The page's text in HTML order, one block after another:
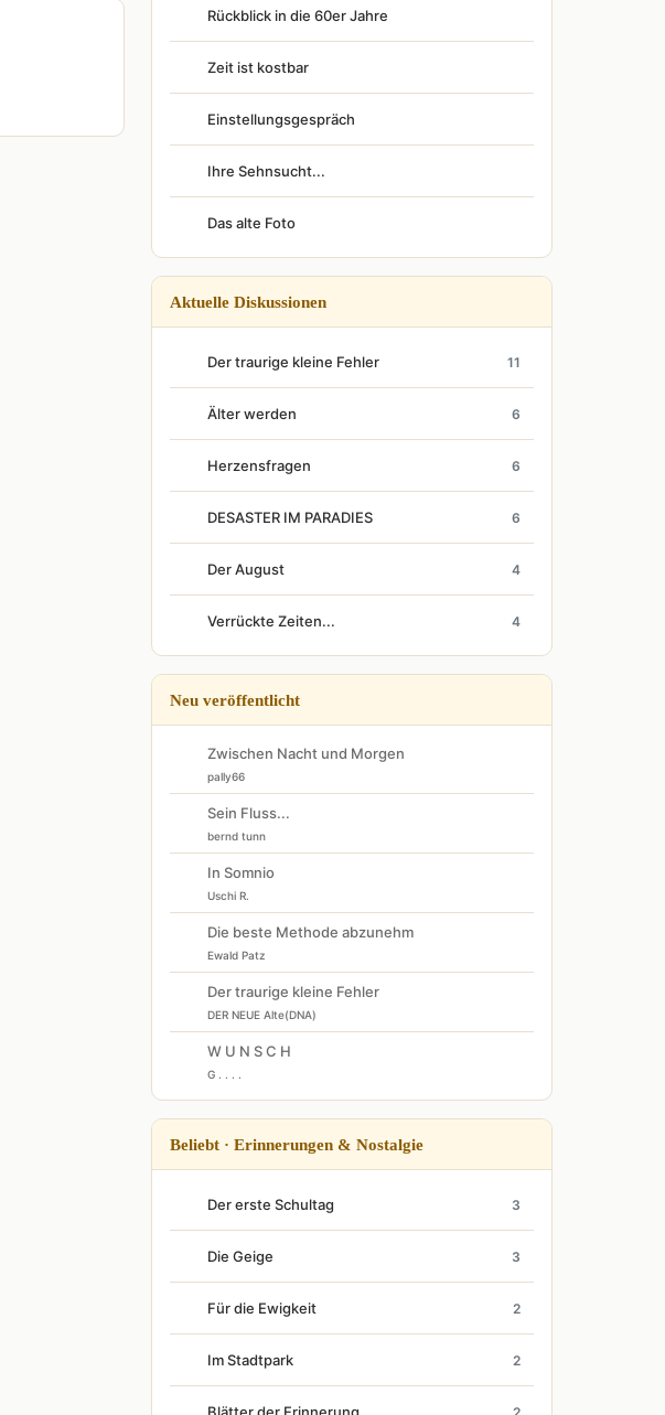
Rückblick in die 60er Jahre
Zeit ist kostbar
Einstellungsgespräch
Ihre Sehnsucht...
Das alte Foto
Aktuelle Diskussionen
Der traurige kleine Fehler 11
Älter werden 6
Herzensfragen 6
DESASTER IM PARADIES 6
Der August 4
Verrückte Zeiten... 4
Neu veröffentlicht
Zwischen Nacht und Morgen
pally66
Sein Fluss...
bernd tunn
In Somnio
Uschi R.
Die beste Methode abzunehm
Ewald Patz
Der traurige kleine Fehler
DER NEUE Alte(DNA)
W U N S C H
G . . . .
Beliebt · Erinnerungen & Nostalgie
Der erste Schultag 3
Die Geige 3
Für die Ewigkeit 2
Im Stadtpark 2
2